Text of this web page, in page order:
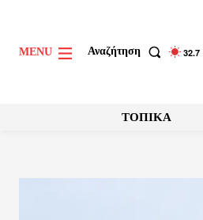
MENU Αναζήτηση 32.7
ΤΟΠΙΚΑ